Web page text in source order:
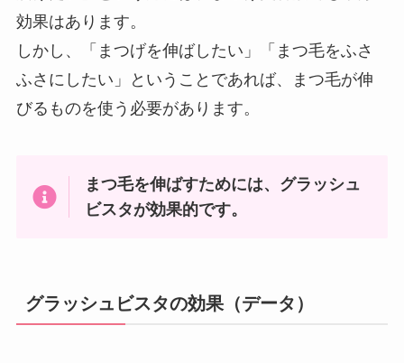
効果はあります。
しかし、「まつげを伸ばしたい」「まつ毛をふさ
ふさにしたい」ということであれば、まつ毛が伸
びるものを使う必要があります。
まつ毛を伸ばすためには、グラッシュ
ビスタが効果的です。
グラッシュビスタの効果（データ）